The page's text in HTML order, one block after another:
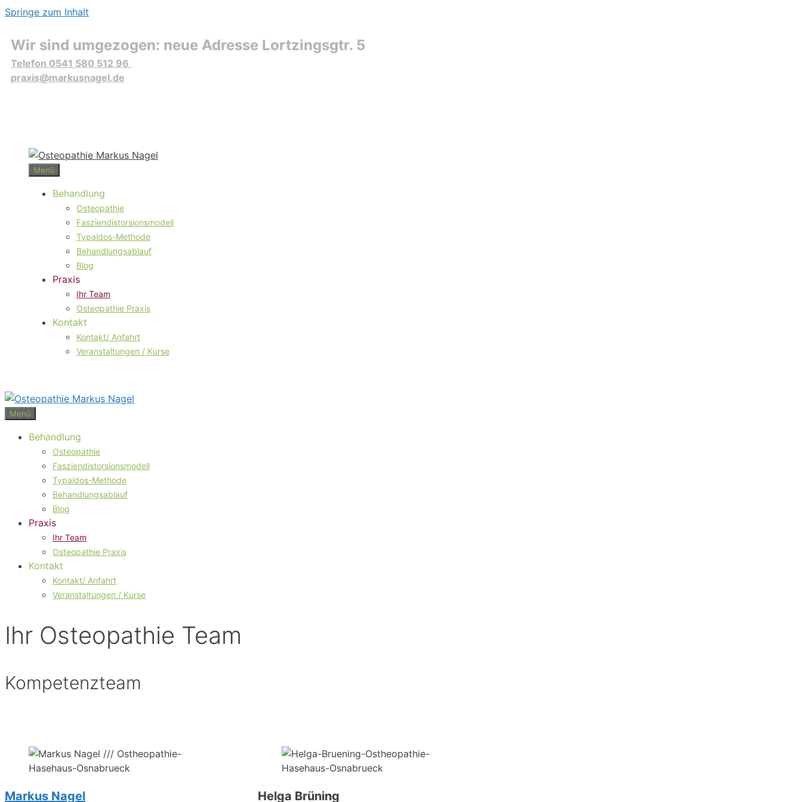
Springe zum Inhalt
Wir sind umgezogen: neue Adresse Lortzingsgtr. 5
Telefon 0541 580 512 96
praxis@markusnagel.de
Menü
Behandlung
Osteopathie
Fasziendistorsionsmodell
Typaldos-Methode
Behandlungsablauf
Blog
Praxis
Ihr Team
Osteopathie Praxis
Kontakt
Kontakt/ Anfahrt
Veranstaltungen / Kurse
Menü
Behandlung
Osteopathie
Fasziendistorsionsmodell
Typaldos-Methode
Behandlungsablauf
Blog
Praxis
Ihr Team
Osteopathie Praxis
Kontakt
Kontakt/ Anfahrt
Veranstaltungen / Kurse
Ihr Osteopathie Team
Kompetenzteam
Markus Nagel Helga Brüning